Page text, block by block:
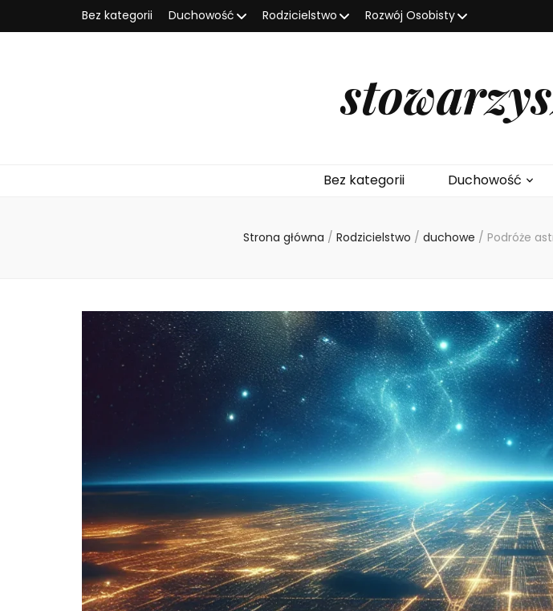
Bez kategorii Duchowość Rodzicielstwo Rozwój Osobisty
Bez kategorii Duchowość
Strona główna / Rodzicielstwo / duchowe / Podróże